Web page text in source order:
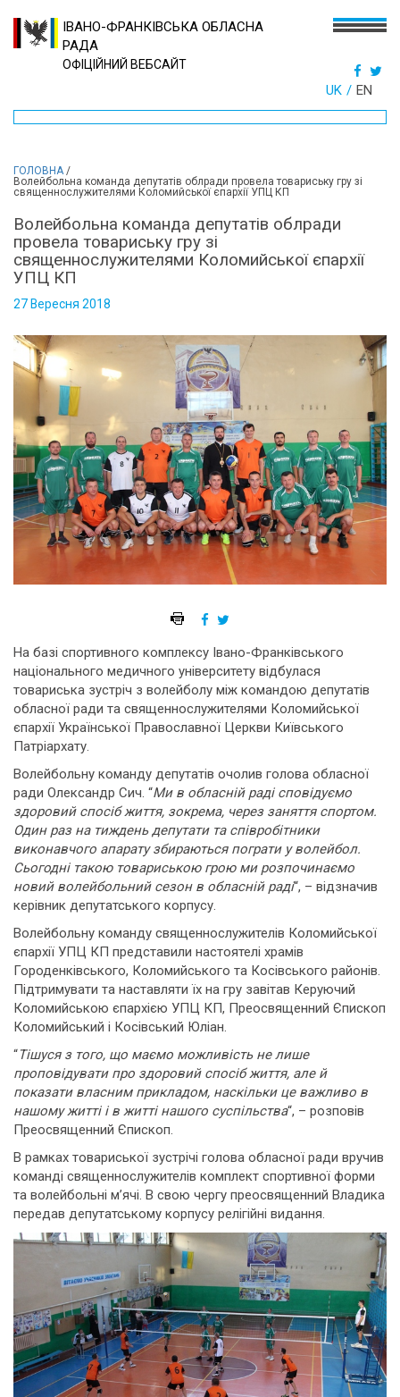
ІВАНО-ФРАНКІВСЬКА ОБЛАСНА
РАДА
ОФІЦІЙНИЙ ВЕБСАЙТ
UK EN
ГОЛОВНА/
Волейбольна команда депутатів облради провела товариську гру зі
священнослужителями Коломийської єпархії УПЦ КП
Волейбольна команда депутатів облради
провела товариську гру зі
священнослужителями Коломийської єпархії
УПЦ КП
27 Вересня 2018
На базі спортивного комплексу Івано-Франківського
національного медичного університету відбулася
товариська зустріч з волейболу між командою депутатів
обласної ради та священнослужителями Коломийської
єпархії Української Православної Церкви Київського
Патріархату.
Волейбольну команду депутатів очолив голова обласної
ради Олександр Сич. “Ми в обласній раді сповідуємо
здоровий спосіб життя, зокрема, через заняття спортом.
Один раз на тиждень депутати та співробітники
виконавчого апарату збираються пограти у волейбол.
Сьогодні такою товариською грою ми розпочинаємо
новий волейбольний сезон в обласній раді“, – відзначив
керівник депутатського корпусу.
Волейбольну команду священнослужителів Коломийської
єпархії УПЦ КП представили настоятелі храмів
Городенківського, Коломийського та Косівського районів.
Підтримувати та наставляти їх на гру завітав Керуючий
Коломийською єпархією УПЦ КП, Преосвященний Єпископ
Коломийський і Косівський Юліан.
“Тішуся з того, що маємо можливість не лише
проповідувати про здоровий спосіб життя, але й
показати власним прикладом, наскільки це важливо в
нашому житті і в житті нашого суспільства“, – розповів
Преосвященний Єпископ.
В рамках товариської зустрічі голова обласної ради вручив
команді священнослужителів комплект спортивної форми
та волейбольні м’ячі. В свою чергу преосвященний Владика
передав депутатському корпусу релігійні видання.